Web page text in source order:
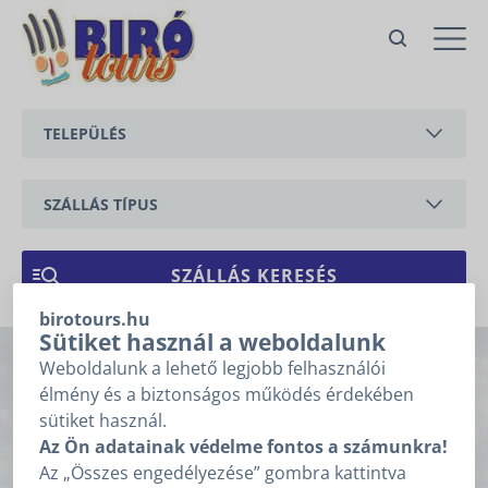
birotours.hu
Sütiket használ a weboldalunk
Weboldalunk a lehető legjobb felhasználói
élmény és a biztonságos működés érdekében
sütiket használ.
Az Ön adatainak védelme fontos a számunkra!
Az „Összes engedélyezése” gombra kattintva
TELEPÜLÉS
CSERSZEGTOMAJ
GYENESDIÁS
HÉVÍZ
KESZTHELY
VONYARCVASHEGY
SZÁLLÁS TÍPUS
APARTMAN
Nr. 63/b Ági
apartman, földszint
Nr. 63/b Ági apartman, földszint
Helikon utca
kattintson a „Tovább” gombra!
1 2 3
ÉRKEZÉS*
TÁVOZÁS
Nem tudom az érkezésem, távozásom dátumát.